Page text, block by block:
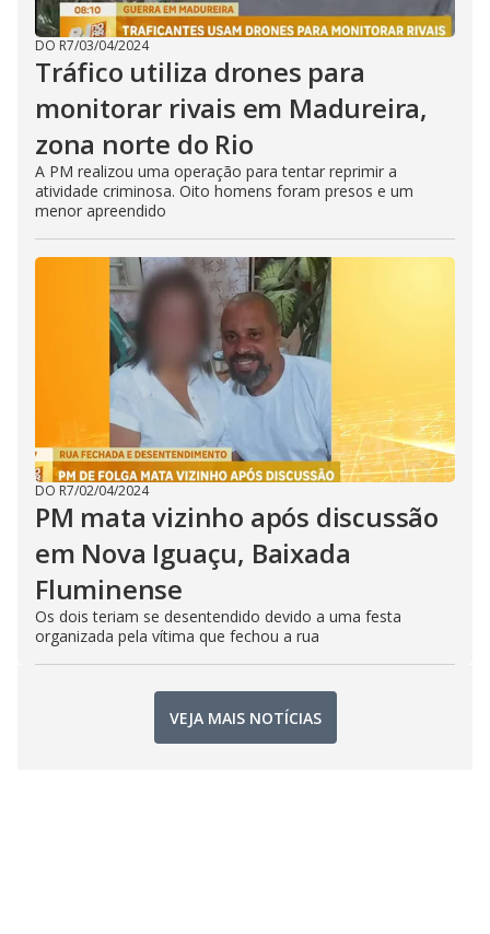
DO R7/03/04/2024
Tráfico utiliza drones para
monitorar rivais em Madureira,
zona norte do Rio
A PM realizou uma operação para tentar reprimir a
atividade criminosa. Oito homens foram presos e um
menor apreendido
DO R7/02/04/2024
PM mata vizinho após discussão
em Nova Iguaçu, Baixada
Fluminense
Os dois teriam se desentendido devido a uma festa
organizada pela vítima que fechou a rua
VEJA MAIS NOTÍCIAS